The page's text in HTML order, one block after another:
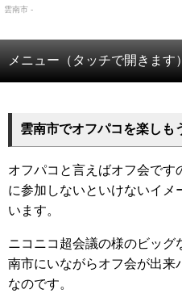
雲南市 -
メニュー（タッチで開きます）
雲南市でオフパコを楽しも
オフパコと言えばオフ会です
に参加しないといけないイメ
います。
ニコニコ超会議の様のビッグ
南市にいながらオフ会が出来
なのです。